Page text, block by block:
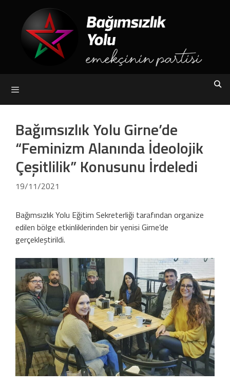
content
Bağımsızlık Yolu Girne’de
“Feminizm Alanında İdeolojik
Çeşitlilik” Konusunu İrdeledi
19/11/2021
Bağımsızlık Yolu Eğitim Sekreterliği tarafından organize
edilen bölge etkinliklerinden bir yenisi Girne’de
gerçekleştirildi.